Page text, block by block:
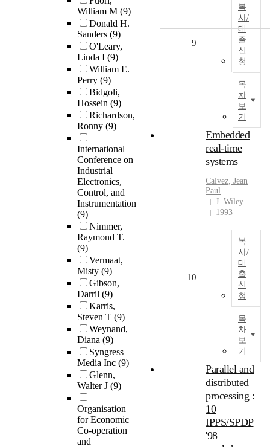
William M (9)
Donald H.
Sanders (9)
O'Leary,
Linda I (9)
William E.
Perry (9)
Bidgoli,
Hossein (9)
Richardson,
Ronny (9)
International
Conference on
Industrial
Electronics,
Control, and
Instrumentation
(9)
Nimmer,
Raymond T.
(9)
Vermaat,
Misty (9)
Gibson,
Darril (9)
Karris,
Steven T (9)
Weynand,
Diana (9)
Syngress
Media Inc (9)
Glenn,
Walter J (9)
Organisation
for Economic
Co-operation
and
복
사/
대
출
신
청
목
차
보
기
9
Embedded
real-time
systems
Calvez, Jean
Paul
J. Wiley
1993
복
사/
대
출
신
청
목
차
보
기
10
Parallel and
distributed
processing :
10
IPPS/SPDP
'98